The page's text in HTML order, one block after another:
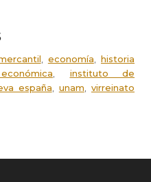
, economía,historia
, instituto de
españa, unam,virreinato